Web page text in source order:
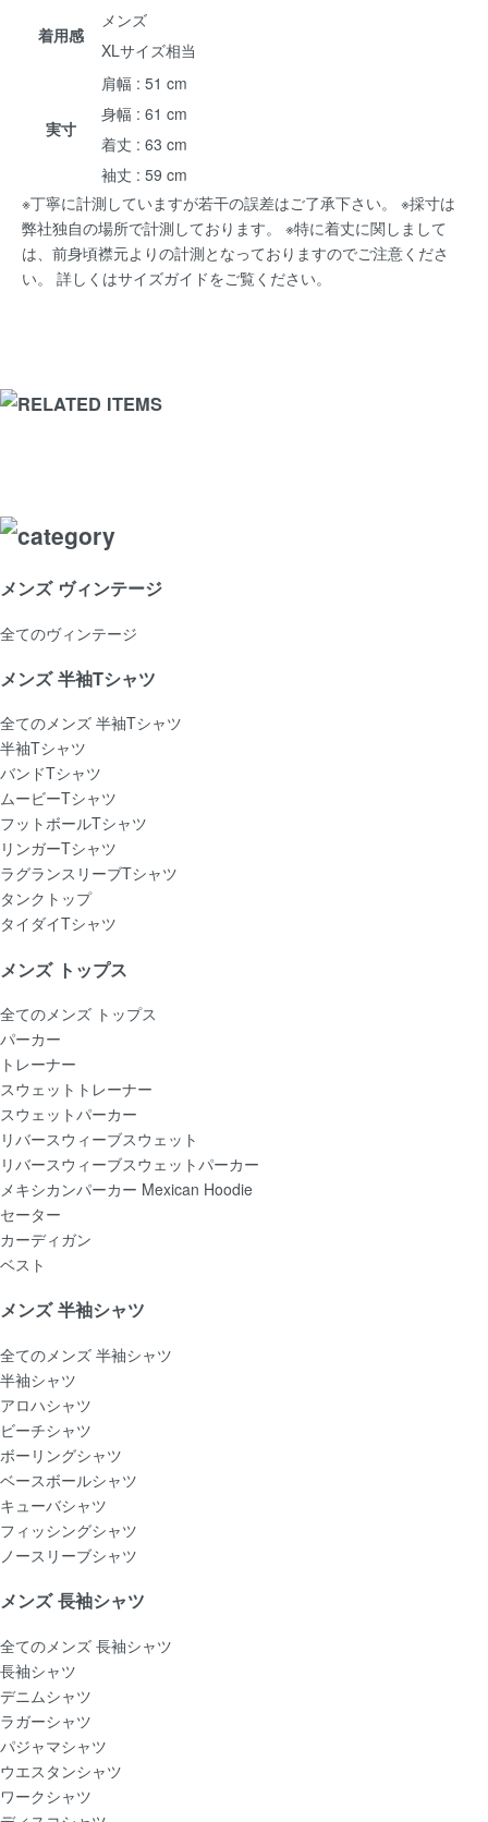
着用感
メンズ
XLサイズ相当
実寸
肩幅 : 51 cm
身幅 : 61 cm
着丈 : 63 cm
袖丈 : 59 cm
※丁寧に計測していますが若干の誤差はご了承下さい。 ※採寸は
弊社独自の場所で計測しております。 ※特に着丈に関しまして
は、前身頃襟元よりの計測となっておりますのでご注意くださ
い。 詳しくはサイズガイドをご覧ください。
メンズ ヴィンテージ
全てのヴィンテージ
メンズ 半袖Tシャツ
全てのメンズ 半袖Tシャツ
半袖Tシャツ
バンドTシャツ
ムービーTシャツ
フットボールTシャツ
リンガーTシャツ
ラグランスリーブTシャツ
タンクトップ
タイダイTシャツ
メンズ トップス
全てのメンズ トップス
パーカー
トレーナー
スウェットトレーナー
スウェットパーカー
リバースウィーブスウェット
リバースウィーブスウェットパーカー
メキシカンパーカー Mexican Hoodie
セーター
カーディガン
ベスト
メンズ 半袖シャツ
全てのメンズ 半袖シャツ
半袖シャツ
アロハシャツ
ビーチシャツ
ボーリングシャツ
ベースボールシャツ
キューバシャツ
フィッシングシャツ
ノースリーブシャツ
メンズ 長袖シャツ
全てのメンズ 長袖シャツ
長袖シャツ
デニムシャツ
ラガーシャツ
パジャマシャツ
ウエスタンシャツ
ワークシャツ